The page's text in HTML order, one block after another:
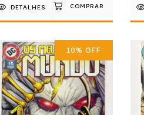
DETALHES
10% OFF